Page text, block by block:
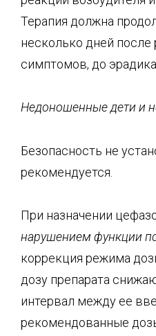
Терапия должна
несколько дней после
симптомов, до
Недоношенные дети и
Безопасность не
рекомендуется.
При назначении
нарушением функции
коррекция режима
дозу препарата
интервал между ее
рекомендованные